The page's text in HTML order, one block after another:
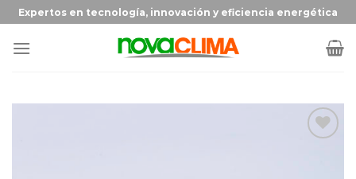
Expertos en tecnología, innovación y eficiencia energética